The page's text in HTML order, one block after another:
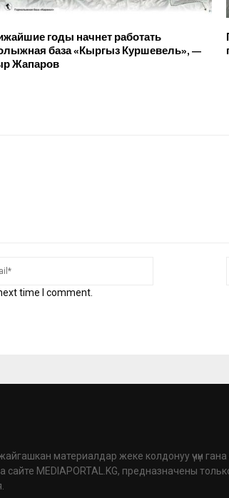
годы начнет работать
база «Кыргыз Куршевель», —
Жапаров
time I comment.
материалдар жеке колдонуу үчүн гана
MEDIAPORTAL.KG, предназначены